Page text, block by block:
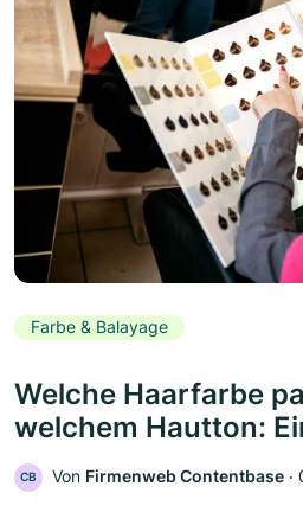
Farbe & Balayage
Welche Haarfarbe
welchem Hautton:
CB Von Firmenweb Contentbase ‧